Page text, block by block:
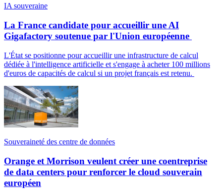
IA souveraine
La France candidate pour accueillir une AI
Gigafactory soutenue par l'Union européenne
L'État se positionne pour accueillir une infrastructure de calcul
dédiée à l'intelligence artificielle et s'engage à acheter 100 millions
d'euros de capacités de calcul si un projet français est retenu.
Souveraineté des centre de données
Orange et Morrison veulent créer une coentreprise
de data centers pour renforcer le cloud souverain
européen